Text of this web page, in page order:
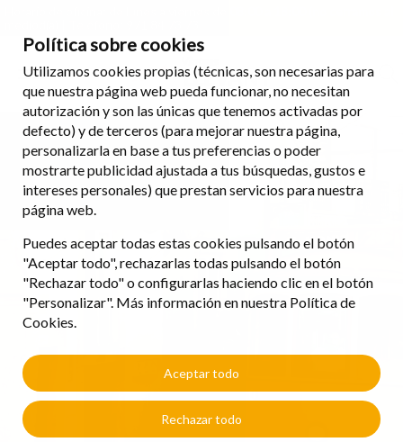
Política sobre cookies
Utilizamos cookies propias (técnicas, son necesarias para
que nuestra página web pueda funcionar, no necesitan
autorización y son las únicas que tenemos activadas por
defecto) y de terceros (para mejorar nuestra página,
personalizarla en base a tus preferencias o poder
mostrarte publicidad ajustada a tus búsquedas, gustos e
intereses personales) que prestan servicios para nuestra
página web.
Puedes aceptar todas estas cookies pulsando el botón
"Aceptar todo", rechazarlas todas pulsando el botón
"Rechazar todo" o configurarlas haciendo clic en el botón
"Personalizar". Más información en nuestra Política de
Cookies.
Rechazar todo
Aceptar todo